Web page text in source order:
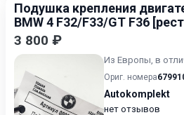
Подушка крепления
BMW 4 F32/F33/GT F36
2020
3 800 ₽
Из Европы, в
Ориг. номера
Autokomplekt
нет отзывов